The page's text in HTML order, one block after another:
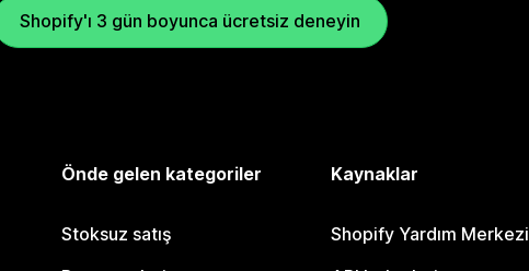
Shopify'ı 3 gün boyunca ücretsiz deneyin
Önde gelen kategoriler
Stoksuz satış
Kaynaklar
Shopify Yardım Merkezi